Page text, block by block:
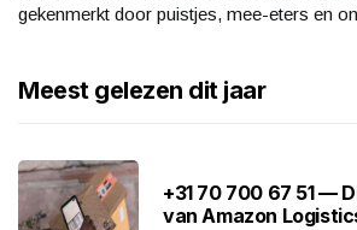
gekenmerkt door puistjes, mee-eters en
Meest gelezen dit jaar
+31 70 700 67 51 —
van Amazon